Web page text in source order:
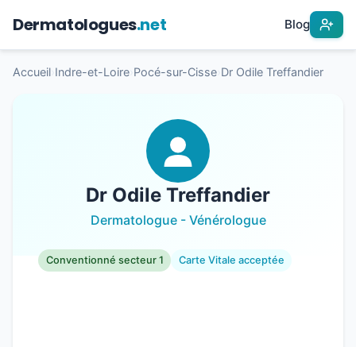
Dermatologues.net Blog
Accueil Indre-et-Loire Pocé-sur-Cisse Dr Odile Treffandier
Dr Odile Treffandier
Dermatologue - Vénérologue
Conventionné secteur 1 Carte Vitale acceptée